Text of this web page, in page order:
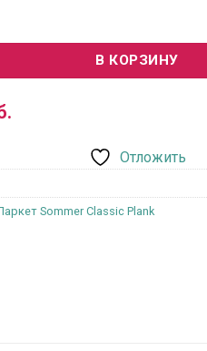
Sommer Classic Plank
В КОРЗИНУ
Отложить
Sommer Classic Plank